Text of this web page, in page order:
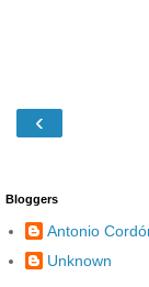
‹
Bloggers
Antonio
Unknown